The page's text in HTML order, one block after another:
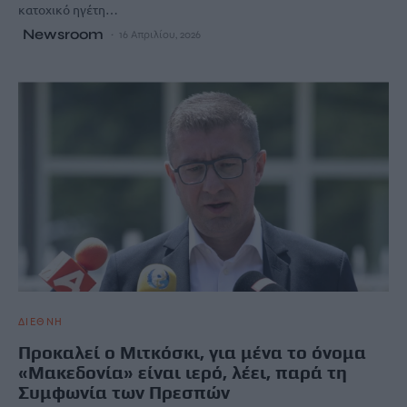
κατοχικό ηγέτη…
Newsroom 16 Απριλίου, 2026
ΔΙΕΘΝΗ
Προκαλεί ο Μιτκόσκι, για μένα το όνομα
«Μακεδονία» είναι ιερό, λέει, παρά τη
Συμφωνία των Πρεσπών